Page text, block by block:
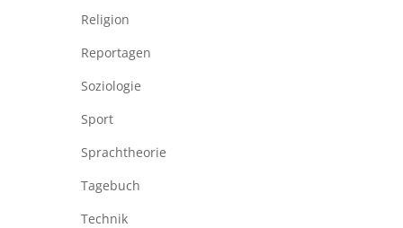
Religion
Reportagen
Soziologie
Sport
Sprachtheorie
Tagebuch
Technik